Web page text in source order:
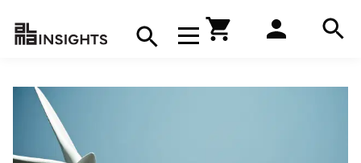
Avaa navigaatio
Hae